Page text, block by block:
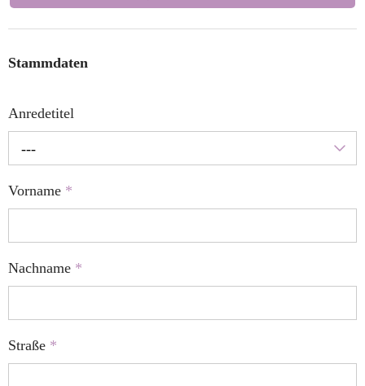
Stammdaten
Anredetitel
---
Vorname *
Nachname *
Straße *